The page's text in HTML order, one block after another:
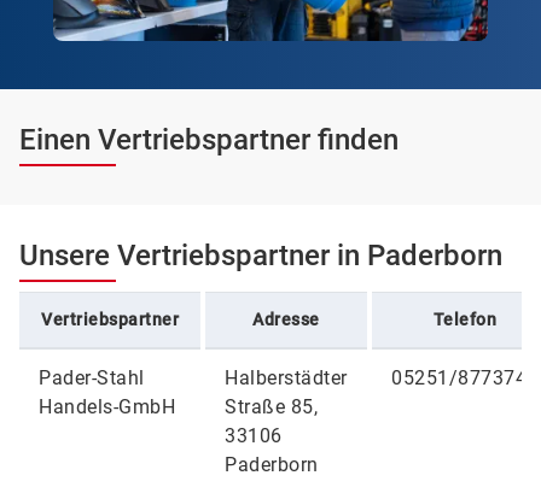
Einen Vertriebspartner finden
Unsere Vertriebspartner in Paderborn
Vertriebspartner Adresse Telefon
Pader-Stahl
Handels-GmbH
Halberstädter
Straße 85,
33106
Paderborn
05251/8773740